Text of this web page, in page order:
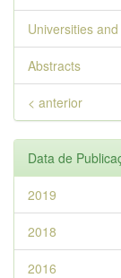
Universities
Abstracts
< anterior
Data de
2019
2018
2016